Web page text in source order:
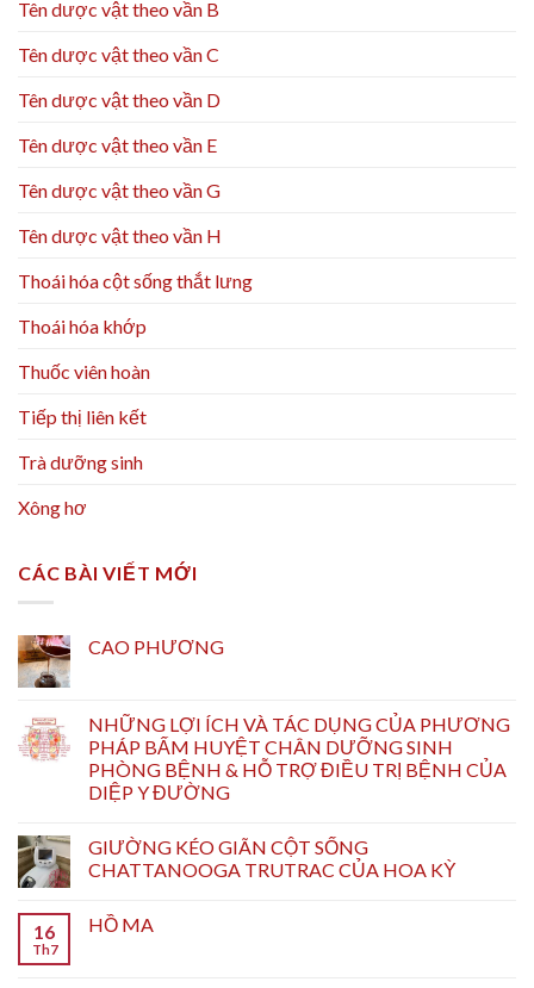
Tên dược vật theo vần B
Tên dược vật theo vần C
Tên dược vật theo vần D
Tên dược vật theo vần E
Tên dược vật theo vần G
Tên dược vật theo vần H
Thoái hóa cột sống thắt lưng
Thoái hóa khớp
Thuốc viên hoàn
Tiếp thị liên kết
Trà dưỡng sinh
Xông hơ
CÁC BÀI VIẾT MỚI
CAO PHƯƠNG
NHỮNG LỢI ÍCH VÀ TÁC DỤNG CỦA PHƯƠNG
PHÁP BẤM HUYỆT CHÂN DƯỠNG SINH
PHÒNG BỆNH & HỖ TRỢ ĐIỀU TRỊ BỆNH CỦA
DIỆP Y ĐƯỜNG
GIƯỜNG KÉO GIÃN CỘT SỐNG
CHATTANOOGA TRUTRAC CỦA HOA KỲ
16
Th7
HỒ MA